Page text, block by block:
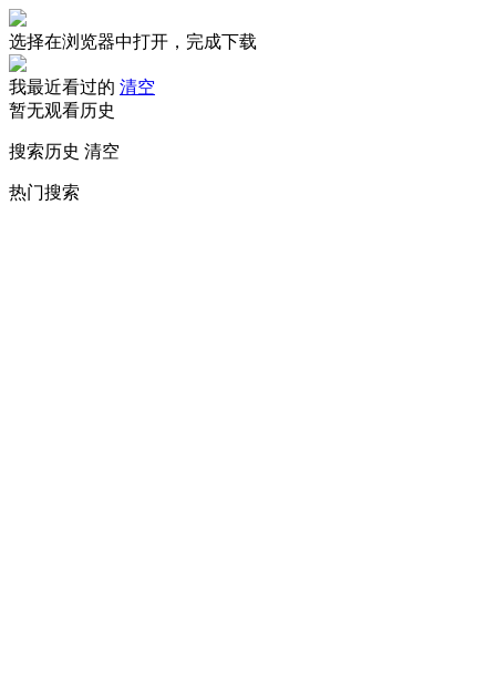
选择在浏览器中打开，完成下载
我最近看过的 清空
暂无观看历史
搜索历史 清空
热门搜索